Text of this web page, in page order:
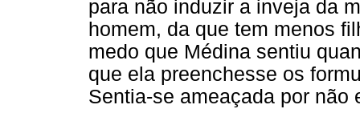
para não induzir a inveja da
homem, da que tem menos
medo que Médina sentiu
que ela preenchesse os
Sentia-se ameaçada por não